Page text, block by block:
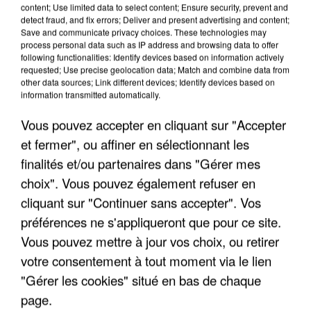
LES INTERVIEWS CHANTE
content; Use limited data to select content; Ensure security, prevent and
detect fraud, and fix errors; Deliver and present advertising and content;
Save and communicate privacy choices. These technologies may
process personal data such as IP address and browsing data to offer
following functionalities: Identify devices based on information actively
requested; Use precise geolocation data; Match and combine data from
other data sources; Link different devices; Identify devices based on
information transmitted automatically.
Vous pouvez accepter en cliquant sur "Accepter
et fermer", ou affiner en sélectionnant les
finalités et/ou partenaires dans "Gérer mes
choix". Vous pouvez également refuser en
cliquant sur "Continuer sans accepter". Vos
préférences ne s'appliqueront que pour ce site.
Vous pouvez mettre à jour vos choix, ou retirer
votre consentement à tout moment via le lien
"Gérer les cookies" situé en bas de chaque
page.